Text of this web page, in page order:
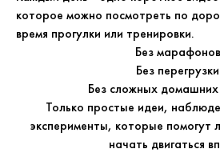
которое можно посмотреть по
время прогулки или тренировки.
Без
Без
Без сложных
Только простые идеи,
эксперименты, которые помогут
начать двигаться